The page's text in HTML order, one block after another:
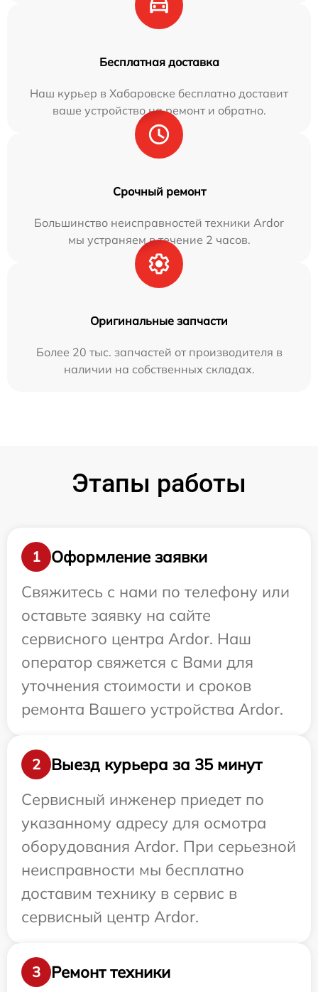
Бесплатная доставка
Наш курьер в Хабаровске бесплатно доставит
ваше устройство на ремонт и обратно.
Срочный ремонт
Большинство неисправностей техники Ardor
мы устраняем в течение 2 часов.
Оригинальные запчасти
Более 20 тыс. запчастей от производителя в
наличии на собственных складах.
Этапы работы
1
Оформление заявки
Свяжитесь с нами по телефону или
оставьте заявку на сайте
сервисного центра Ardor. Наш
оператор свяжется с Вами для
уточнения стоимости и сроков
ремонта Вашего устройства Ardor.
2
Выезд курьера за 35 минут
Сервисный инженер приедет по
указанному адресу для осмотра
оборудования Ardor. При серьезной
неисправности мы бесплатно
доставим технику в сервис в
сервисный центр Ardor.
3 Ремонт техники